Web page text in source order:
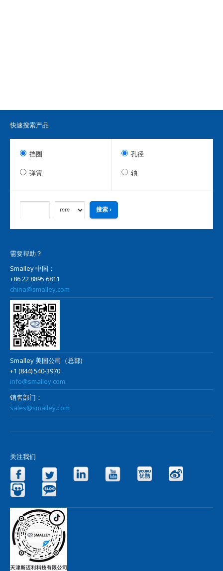
快速搜索产品
挡圈
弹簧
孔径
轴
需要帮助？
Smalley 中国：
+86 22 8895 6811
china@smalley.com
Smalley 美国公司（总部)
+1 (844) 540-3970
info@smalley.com
销售部门：
sales@smalley.com
关注我们
Facebook Twitter LinkedIn YouTube